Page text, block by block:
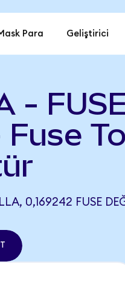
Para Geliştirici
-
0,169242 FUSE